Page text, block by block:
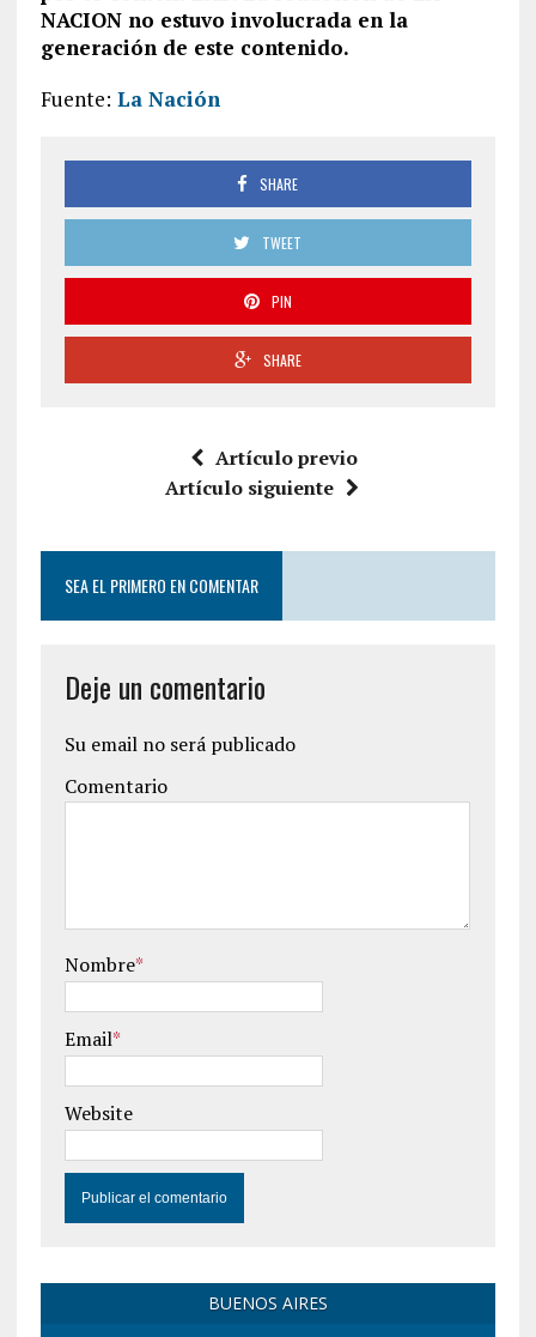
NACION no estuvo involucrada en la
generación de este contenido.
Fuente: La Nación
SHARE
TWEET
PIN
SHARE
Artículo previo
Artículo siguiente
SEA EL PRIMERO EN COMENTAR
Deje un comentario
Su email no será publicado
Comentario
Nombre*
Email*
Website
BUENOS AIRES